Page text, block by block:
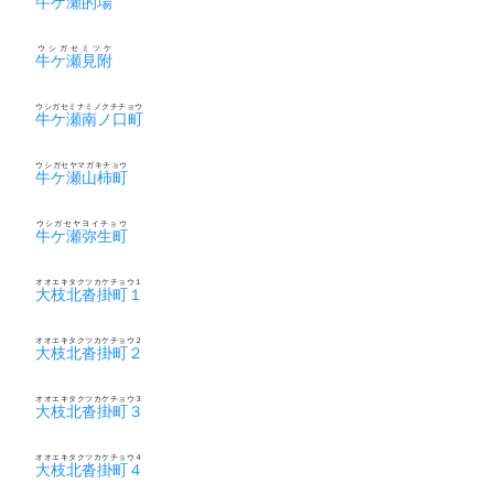
牛ケ瀬見附
ウシガセミツケ
牛ケ瀬南ノ口町
ウシガセミナミノクチチョウ
牛ケ瀬山柿町
ウシガセヤマガキチョウ
牛ケ瀬弥生町
ウシガセヤヨイチョウ
大枝北沓掛町１
オオエキタクツカケチョウ１
大枝北沓掛町２
オオエキタクツカケチョウ２
大枝北沓掛町３
オオエキタクツカケチョウ３
大枝北沓掛町４
オオエキタクツカケチョウ４